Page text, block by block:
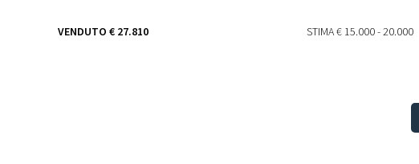
VENDUTO € 27.810 STIMA€ 15.000 - 20.000